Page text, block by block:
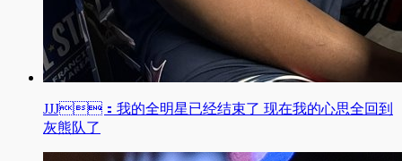
JJJ：我的全明星已经结束了 现在我的心思全回到
灰熊队了